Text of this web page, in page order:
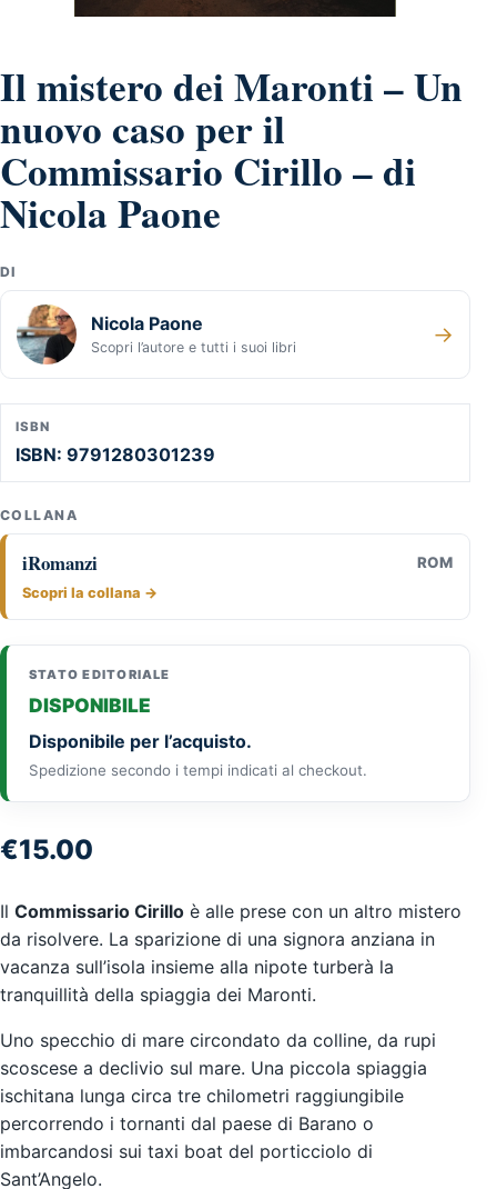
Il mistero dei Maronti – Un
nuovo caso per il
Commissario Cirillo – di
Nicola Paone
DI
Nicola Paone
Scopri l’autore e tutti i suoi libri →
ISBN
ISBN: 9791280301239
COLLANA
iRomanzi ROM
Scopri la collana →
STATO EDITORIALE
DISPONIBILE
Disponibile per l’acquisto.
Spedizione secondo i tempi indicati al checkout.
€15.00
Il Commissario Cirillo è alle prese con un altro mistero
da risolvere. La sparizione di una signora anziana in
vacanza sull’isola insieme alla nipote turberà la
tranquillità della spiaggia dei Maronti.
Uno specchio di mare circondato da colline, da rupi
scoscese a declivio sul mare. Una piccola spiaggia
ischitana lunga circa tre chilometri raggiungibile
percorrendo i tornanti dal paese di Barano o
imbarcandosi sui taxi boat del porticciolo di
Sant’Angelo.